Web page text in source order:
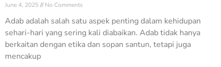
June 4, 2025 No Comments
Adab adalah salah satu aspek penting dalam kehidupan
sehari-hari yang sering kali diabaikan. Adab tidak hanya
berkaitan dengan etika dan sopan santun, tetapi juga
mencakup